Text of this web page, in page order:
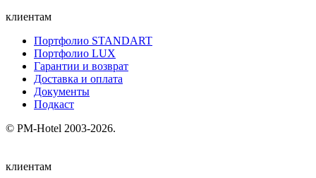
клиентам
Портфолио STANDART
Портфолио LUX
Гарантии и возврат
Доставка и оплата
Документы
Подкаст
© PM-Hotel 2003-2026.
клиентам